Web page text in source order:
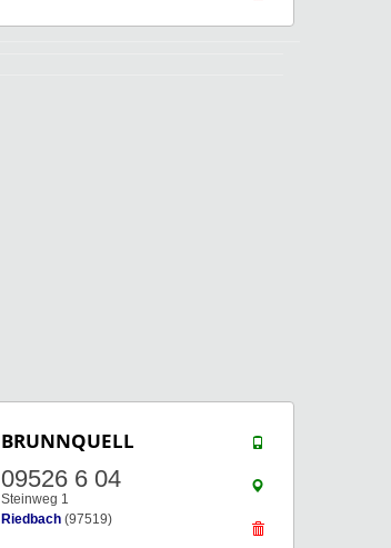
BRUNNQUELL
09526 6 04
Steinweg 1
Riedbach (97519)